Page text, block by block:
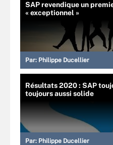
SAP revendique un
« exceptionnel »
Par: Philippe Ducellier
Résultats 2020 : SAP
toujours aussi solide
Par: Philippe Ducellier